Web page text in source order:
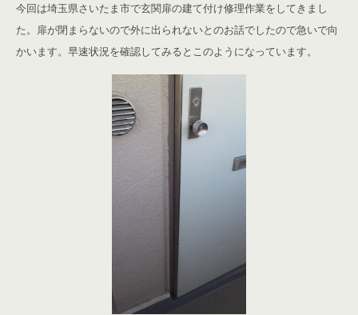
今回は埼玉県さいたま市で玄関扉の建て付け修理作業をしてきまし
た。扉が閉まらないので外に出られないとのお話でしたので急いで向
かいます。 早速状況を確認してみるとこのようになっています。